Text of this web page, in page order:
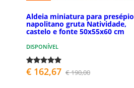
Aldeia miniatura para presépio
napolitano gruta Natividade,
castelo e fonte 50x55x60 cm
DISPONÍVEL
€ 162,67 € 190,00